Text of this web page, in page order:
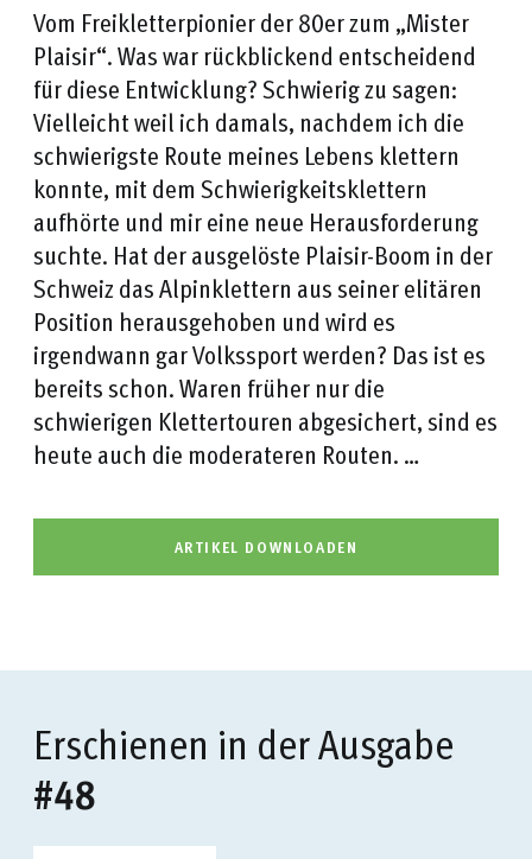
Vom Freikletterpionier der 80er zum „Mister
Plaisir“. Was war rückblickend entscheidend
für diese Entwicklung? Schwierig zu sagen:
Vielleicht weil ich damals, nachdem ich die
schwierigste Route meines Lebens klettern
konnte, mit dem Schwierigkeitsklettern
aufhörte und mir eine neue Herausforderung
suchte. Hat der ausgelöste Plaisir-Boom in der
Schweiz das Alpinklettern aus seiner elitären
Position herausgehoben und wird es
irgendwann gar Volkssport werden? Das ist es
bereits schon. Waren früher nur die
schwierigen Klettertouren abgesichert, sind es
heute auch die moderateren Routen. …
ARTIKEL DOWNLOADEN
Erschienen in der Ausgabe
#48